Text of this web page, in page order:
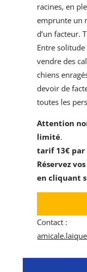
racines, en
emprunte un
d’un facteur.
Entre solitude
vendre des
chiens
devoir de
toutes les
Attention
limité.
tarif 13€ par
Réservez
en cliquant
Contact :